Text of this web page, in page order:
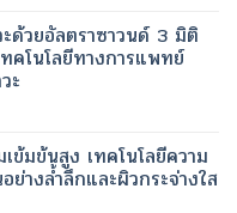
ะด้วยอัลตราซาวนด์ 3 มิติ
คโนโลยีทางการแพทย์
ะ
ข้มข้นสูง เทคโนโลยีความ
างล้ำลึกและผิวกระจ่างใส